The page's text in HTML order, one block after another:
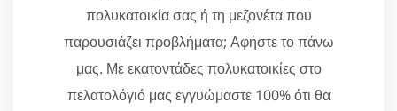
πολυκατοικία σας ή τη μεζονέτα που
παρουσιάζει προβλήματα; Αφήστε το πάνω
μας. Με εκατοντάδες πολυκατοικίες στο
πελατολόγιό μας εγγυώμαστε 100% ότι θα